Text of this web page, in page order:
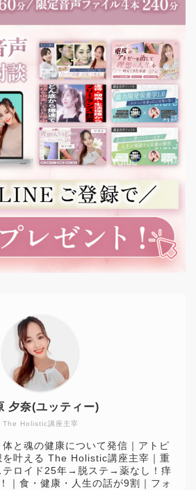
The Holistic講座主宰
夕奈(ユッティー)
と魂の健康について発信｜アトピ
を叶える The Holistic講座主宰｜重
テロイド25年→脱ステ→薬なし！痒
｜食・健康・人生の話が9割｜フォ